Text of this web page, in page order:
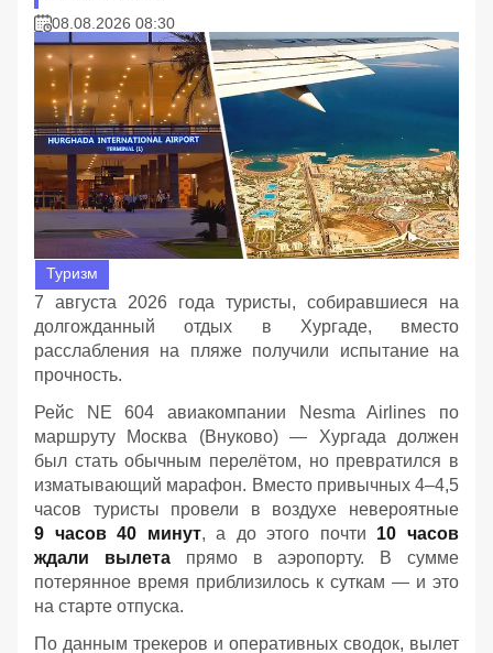
08.08.2026 08:30
Туризм
7 августа 2026 года туристы, собиравшиеся на
долгожданный отдых в Хургаде, вместо
расслабления на пляже получили испытание на
прочность.
Рейс NE 604 авиакомпании Nesma Airlines по
маршруту Москва (Внуково) — Хургада должен
был стать обычным перелётом, но превратился в
изматывающий марафон. Вместо привычных 4–4,5
часов туристы провели в воздухе невероятные
9 часов 40 минут, а до этого почти 10 часов
ждали вылетапрямо в аэропорту. В сумме
потерянное время приблизилось к суткам — и это
на старте отпуска.
По данным трекеров и оперативных сводок, вылет